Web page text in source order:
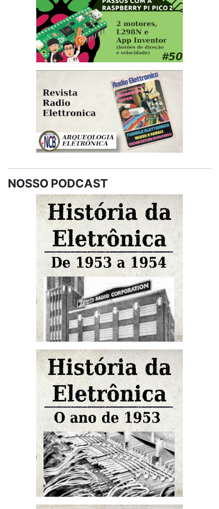
NOSSO PODCAST